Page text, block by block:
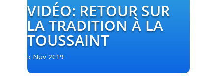
VIDÉO: RETOUR SUR
LA TRADITION À LA
TOUSSAINT
5 Nov 2019